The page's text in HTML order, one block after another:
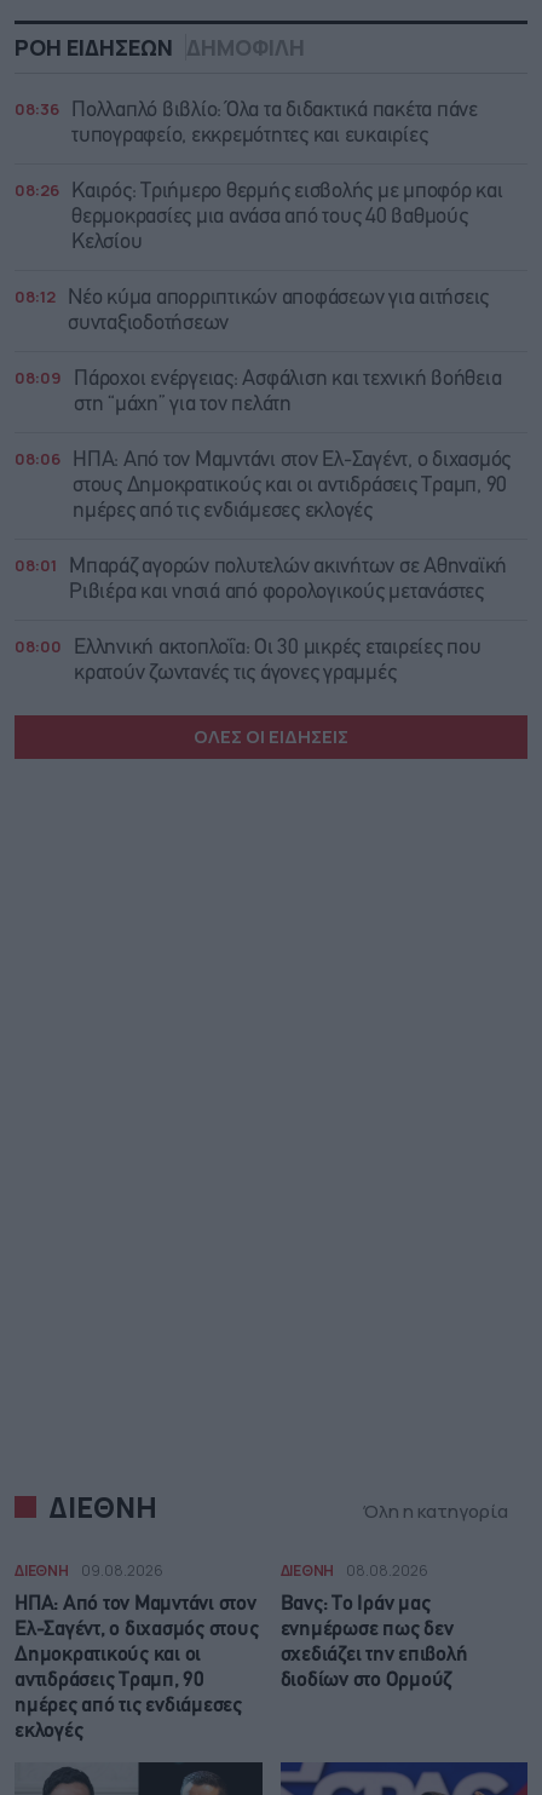
ΡΟΗ ΕΙΔΗΣΕΩΝ ΔΗΜΟΦΙΛΗ
08:36
Πολλαπλό βιβλίο: Όλα τα διδακτικά πακέτα πάνε
τυπογραφείο, εκκρεμότητες και ευκαιρίες
08:26
Καιρός: Τριήμερο θερμής εισβολής με μποφόρ και
θερμοκρασίες μια ανάσα από τους 40 βαθμούς
Κελσίου
08:12
Νέο κύμα απορριπτικών αποφάσεων για αιτήσεις
συνταξιοδοτήσεων
08:09
Πάροχοι ενέργειας: Ασφάλιση και τεχνική βοήθεια
στη “μάχη” για τον πελάτη
08:06
ΗΠΑ: Από τον Μαμντάνι στον Ελ-Σαγέντ, ο διχασμός
στους Δημοκρατικούς και οι αντιδράσεις Τραμπ, 90
ημέρες από τις ενδιάμεσες εκλογές
08:01
Μπαράζ αγορών πολυτελών ακινήτων σε Αθηναϊκή
Ριβιέρα και νησιά από φορολογικούς μετανάστες
08:00
Ελληνική ακτοπλοΐα: Οι 30 μικρές εταιρείες που
κρατούν ζωντανές τις άγονες γραμμές
ΟΛΕΣ ΟΙ ΕΙΔΗΣΕΙΣ
ΔΙΕΘΝΗ Όλη η κατηγορία
ΔΙΕΘΝΗ 09.08.2026
ΗΠΑ: Από τον Μαμντάνι στον
Ελ-Σαγέντ, ο διχασμός στους
Δημοκρατικούς και οι
αντιδράσεις Τραμπ, 90
ημέρες από τις ενδιάμεσες
εκλογές
ΔΙΕΘΝΗ 08.08.2026
Βανς: Το Ιράν μας
ενημέρωσε πως δεν
σχεδιάζει την επιβολή
διοδίων στο Ορμούζ